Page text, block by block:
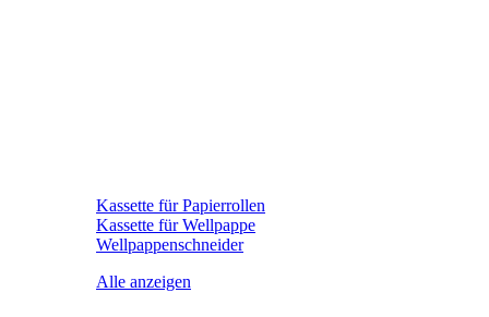
Kassette für Papierrollen
Kassette für Wellpappe
Wellpappenschneider
Alle anzeigen